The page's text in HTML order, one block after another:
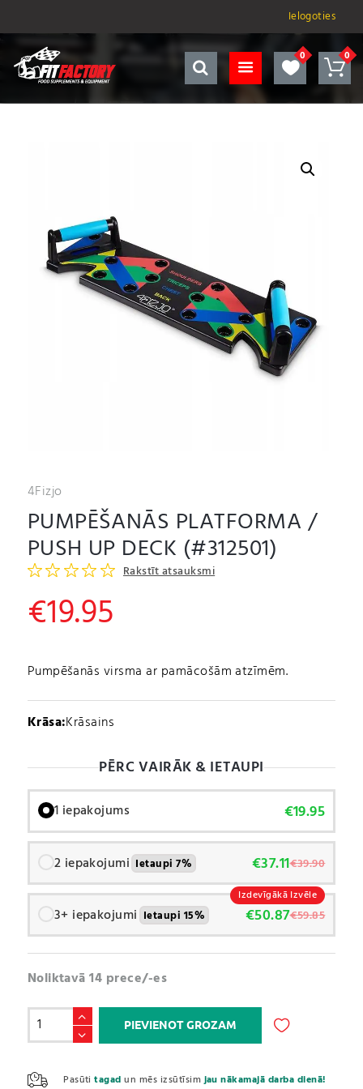
Ielogoties
4Fizjo
PUMPĒŠANĀS PLATFORMA /
PUSH UP DECK (#312501)
Rakstīt atsauksmi
€19.95
Pumpēšanās virsma ar pamācošām atzīmēm.
Krāsa:Krāsains
PĒRC VAIRĀK & IETAUPI
1 iepakojums €19.95
2 iepakojumi Ietaupi 7% €37.11€39.90
Izdevīgākā Izvēle
3+ iepakojumi Ietaupi 15% €50.87€59.85
Noliktavā 14 prece/-es
Pumpēšanās
platforma
Push
PIEVIENOT GROZAM
Pasūtitagad un mēs izsūtīsimjau nākamajā darba dienā!